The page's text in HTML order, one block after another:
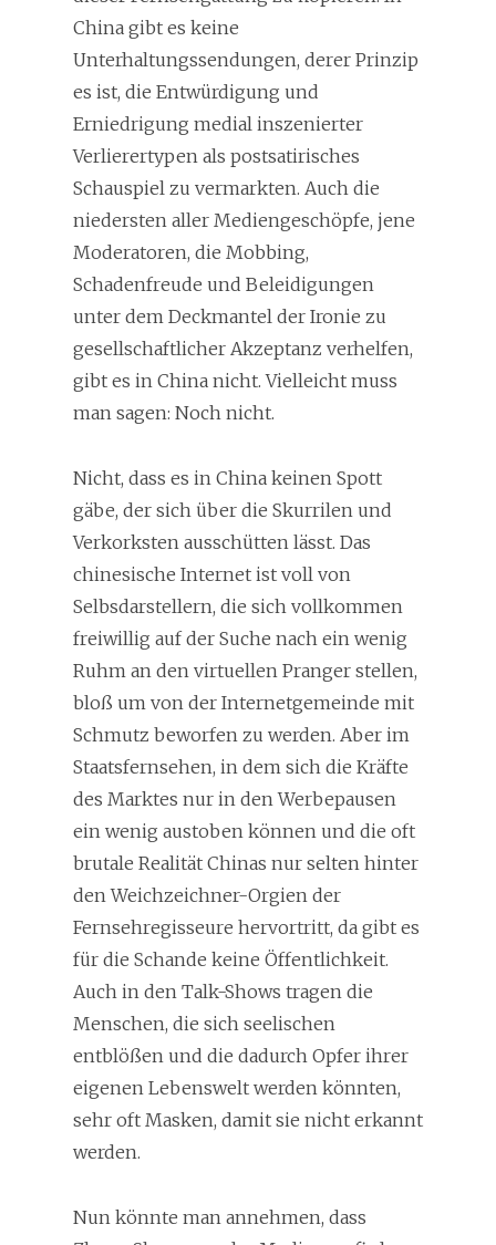
China gibt es keine
Unterhaltungssendungen, derer Prinzip
es ist, die Entwürdigung und
Erniedrigung medial inszenierter
Verlierertypen als postsatirisches
Schauspiel zu vermarkten. Auch die
niedersten aller Mediengeschöpfe, jene
Moderatoren, die Mobbing,
Schadenfreude und Beleidigungen
unter dem Deckmantel der Ironie zu
gesellschaftlicher Akzeptanz verhelfen,
gibt es in China nicht. Vielleicht muss
man sagen: Noch nicht.
Nicht, dass es in China keinen Spott
gäbe, der sich über die Skurrilen und
Verkorksten ausschütten lässt. Das
chinesische Internet ist voll von
Selbsdarstellern, die sich vollkommen
freiwillig auf der Suche nach ein wenig
Ruhm an den virtuellen Pranger stellen,
bloß um von der Internetgemeinde mit
Schmutz beworfen zu werden. Aber im
Staatsfernsehen, in dem sich die Kräfte
des Marktes nur in den Werbepausen
ein wenig austoben können und die oft
brutale Realität Chinas nur selten hinter
den Weichzeichner-Orgien der
Fernsehregisseure hervortritt, da gibt es
für die Schande keine Öffentlichkeit.
Auch in den Talk-Shows tragen die
Menschen, die sich seelischen
entblößen und die dadurch Opfer ihrer
eigenen Lebenswelt werden könnten,
sehr oft Masken, damit sie nicht erkannt
werden.
Nun könnte man annehmen, dass